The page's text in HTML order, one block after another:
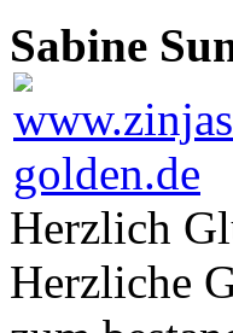
Sabine
Herzlich
Herzliche